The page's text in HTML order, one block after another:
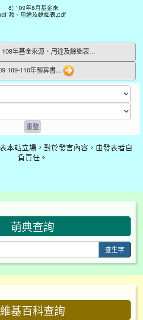
8) 109年8月基金來
源、用途及餘絀表.pdf
108年基金來源、用途及餘絀表...
109-110年預算書...
本站立場，對於發言內容，由發表者自
負責任。
萌典查詢
查生字
維基百科查詢